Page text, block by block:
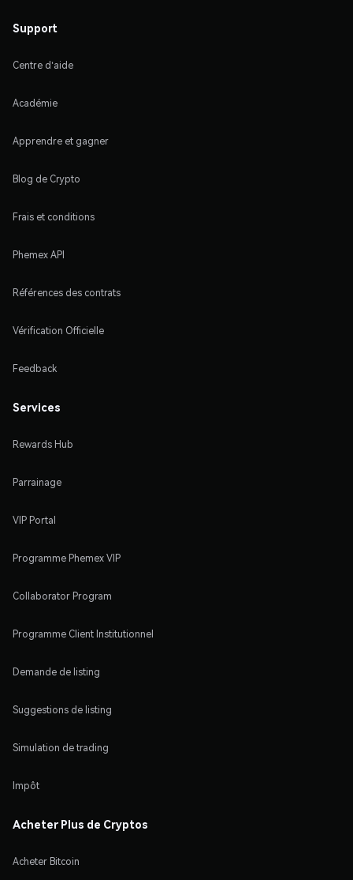
Support
Centre d'aide
Académie
Apprendre et gagner
Blog de Crypto
Frais et conditions
Phemex API
Références des contrats
Vérification Officielle
Feedback
Services
Rewards Hub
Parrainage
VIP Portal
Programme Phemex VIP
Collaborator Program
Programme Client Institutionnel
Demande de listing
Suggestions de listing
Simulation de trading
Impôt
Acheter Plus de Cryptos
Acheter Bitcoin